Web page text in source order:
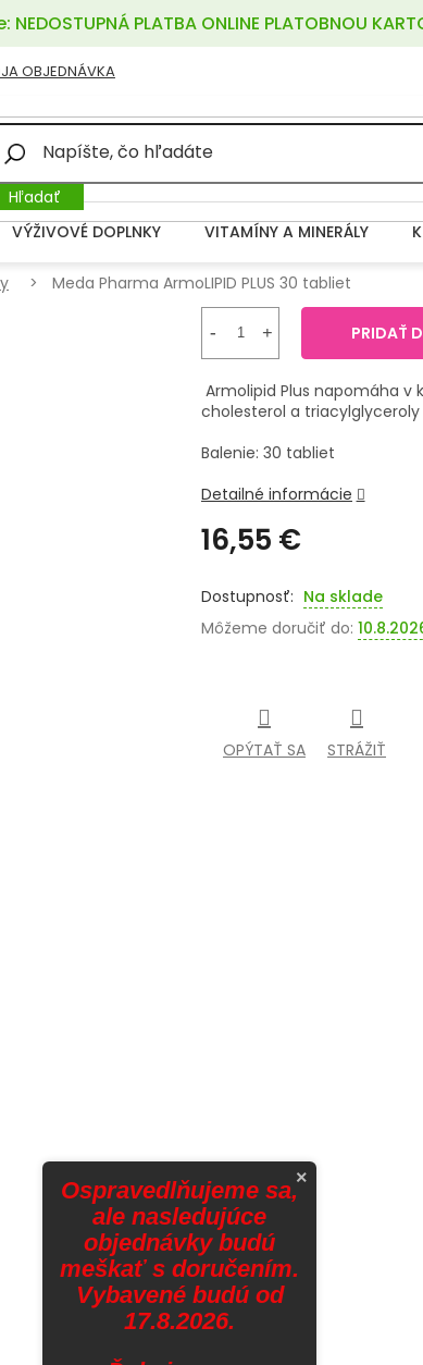
PLATBA ONLINE PLATOBNOU
OBJEDNÁVKA
Hľadať
VÝŽIVOVÉ DOPLNKY VITAMÍNY A MINERÁLY
Meda Pharma ArmoLIPID PLUS 30 tabliet
16,55 €
cena:
Na sklade
Môžeme doručiť do:
PRIDAŤ
Armolipid Plus napomáha
cholesterol a
Balenie: 30 tabliet
Detailné informácie
OPÝTAŤ SA STRÁŽIŤ
×
Ospravedlňujeme sa,
ale nasledujúce
objednávky budú
meškať s doručením.
Vybavené budú od
17.8.2026.